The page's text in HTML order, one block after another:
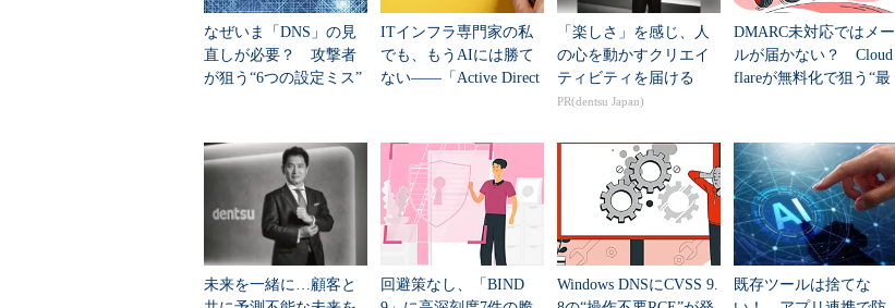
今回、初めてActive Directoryをインストールするので、「新しいドメインのドメインコ
ントローラ」を選ぶ。
なぜいま「DNS」の見
直しが必要？ 攻撃者
が狙う“6つの設定ミス”
ITインフラ専門家の私
でも、もうAIには勝て
ない――「Active Direct
「楽しさ」を感じ、人
の心を動かすクリエイ
ティビティを届ける
PR(dentsu Japan)
DMARC未対応ではメー
ルが届かない？ Cloud
flareが無料化で狙う“最
未来を一緒に…顧客と
回避策なし、「BIND
Windows DNSにCVSS 9.
既存ツールは捨てな